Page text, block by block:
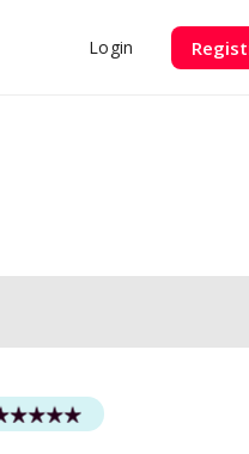
Login